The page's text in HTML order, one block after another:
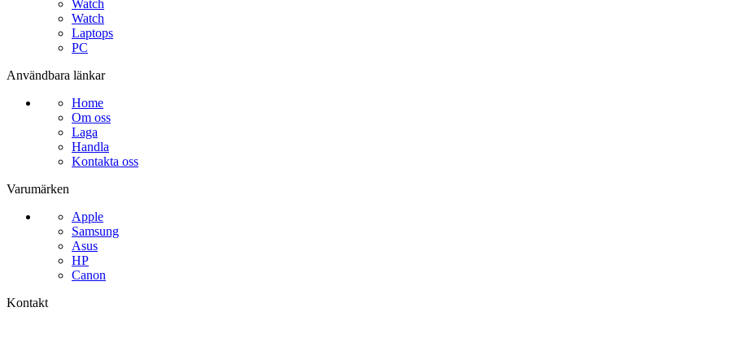
Watch
Watch
Laptops
PC
Användbara länkar
Home
Om oss
Laga
Handla
Kontakta oss
Varumärken
Apple
Samsung
Asus
HP
Canon
Kontakt